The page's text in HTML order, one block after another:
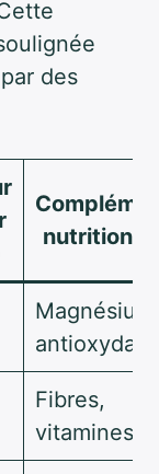
des
Fibres,
vitamines B